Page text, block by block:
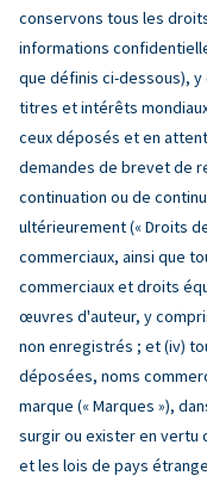
conservons tous les
informations
que définis ci-dessous),
titres et intérêts
ceux déposés et en
demandes de brevet de
continuation ou de
ultérieurement (« Droits
commerciaux, ainsi que
commerciaux et droits
œuvres d'auteur, y
non enregistrés ; et (iv)
déposées, noms
marque (« Marques »),
surgir ou exister en vertu
et les lois de pays